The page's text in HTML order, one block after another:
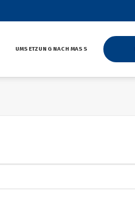
UMSETZUNG NACH MASS